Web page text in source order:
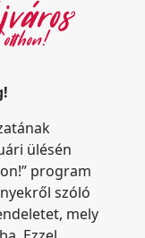
ülésén
program
szóló
mely